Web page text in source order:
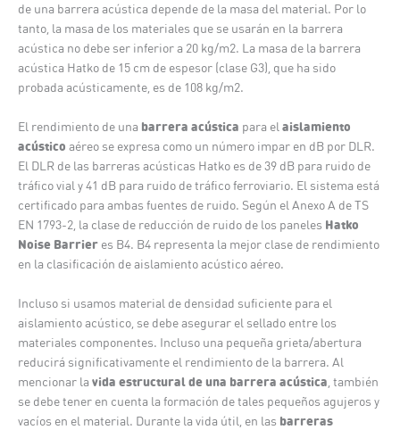
de una barrera acústica depende de la masa del material. Por lo
tanto, la masa de los materiales que se usarán en la barrera
acústica no debe ser inferior a 20 kg/m2. La masa de la barrera
acústica Hatko de 15 cm de espesor (clase G3), que ha sido
probada acústicamente, es de 108 kg/m2.
El rendimiento de una barrera acústica para el aislamiento
acústico aéreo se expresa como un número impar en dB por DLR.
El DLR de las barreras acústicas Hatko es de 39 dB para ruido de
tráfico vial y 41 dB para ruido de tráfico ferroviario. El sistema está
certificado para ambas fuentes de ruido. Según el Anexo A de TS
EN 1793-2, la clase de reducción de ruido de los paneles Hatko
Noise Barrier es B4. B4 representa la mejor clase de rendimiento
en la clasificación de aislamiento acústico aéreo.
Incluso si usamos material de densidad suficiente para el
aislamiento acústico, se debe asegurar el sellado entre los
materiales componentes. Incluso una pequeña grieta/abertura
reducirá significativamente el rendimiento de la barrera. Al
mencionar la vida estructural de una barrera acústica , también
se debe tener en cuenta la formación de tales pequeños agujeros y
vacíos en el material. Durante la vida útil, en las barreras